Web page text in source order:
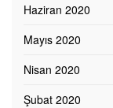
Haziran 2020
Mayıs 2020
Nisan 2020
Şubat 2020